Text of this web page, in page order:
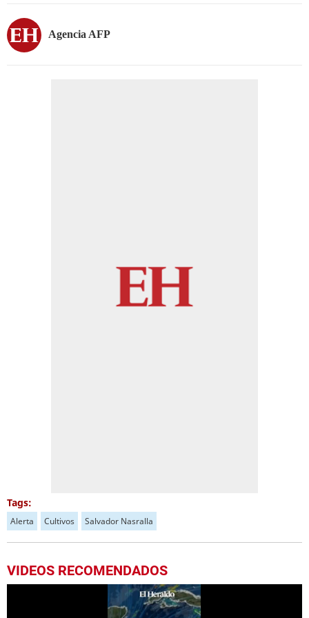
Agencia AFP
Tags:
Alerta Cultivos Salvador Nasralla
VIDEOS RECOMENDADOS